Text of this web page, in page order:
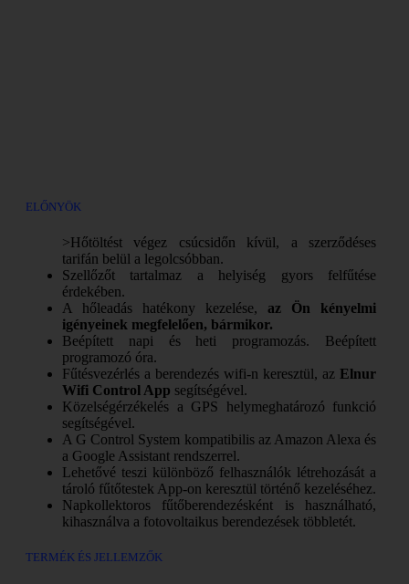
ELŐNYÖK
>Hőtöltést végez csúcsidőn kívül, a szerződéses
tarifán belül a legolcsóbban.
Szellőzőt tartalmaz a helyiség gyors felfűtése
érdekében.
A hőleadás hatékony kezelése,az Ön kényelmi
igényeinek megfelelően, bármikor.
Beépített napi és heti programozás. Beépített
programozó óra.
Fűtésvezérlés a berendezés wifi-n keresztül, azElnur
Wifi Control App segítségével.
Közelségérzékelés a GPS helymeghatározó funkció
segítségével.
A G Control System kompatibilis az Amazon Alexa és
a Google Assistant rendszerrel.
Lehetővé teszi különböző felhasználók létrehozását a
tároló fűtőtestek App-on keresztül történő kezeléséhez.
Napkollektoros fűtőberendezésként is használható,
kihasználva a fotovoltaikus berendezések többletét.
TERMÉK ÉS JELLEMZŐK